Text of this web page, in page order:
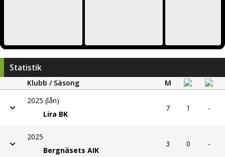
Statistik
Klubb / Säsong
M
2025 (lån)
Lira BK
7 1 -
2025
Bergnäsets AIK
3 0 -